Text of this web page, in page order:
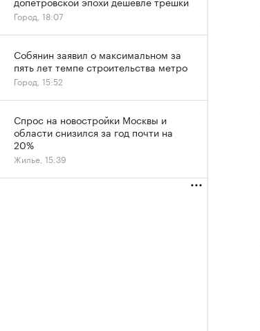
Город, 18:07
Собянин заявил о максимальном за
пять лет темпе строительства метро
Город, 15:52
Спрос на новостройки Москвы и
области снизился за год почти на
20%
Жилье, 15:39